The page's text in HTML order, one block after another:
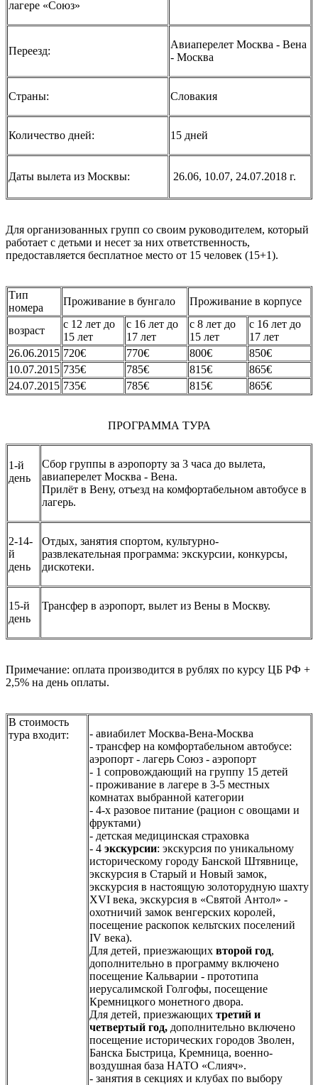
лагере «Союз»
Переезд:
Авиаперелет Москва - Вена
- Москва
Страны: Словакия
Количество дней: 15 дней
Даты вылета из Москвы: 26.06, 10.07, 24.07.2018 г.
Для организованных групп со своим руководителем, который
работает с детьми и несет за них ответственность,
предоставляется бесплатное место от 15 человек (15+1).
Тип
номера
Проживание в бунгало Проживание в корпусе
возраст
с 12 лет до
15 лет
с 16 лет до
17 лет
с 8 лет до
15 лет
с 16 лет до
17 лет
26.06.2015 720€ 770€ 800€
850€
10.07.2015 735€ 785€ 815€
865€
24.07.2015 735€ 785€ 815€ 865€
ПРОГРАММА ТУРА
1-й
день
Сбор группы в аэропорту за 3 часа до вылета,
авиаперелет Москва - Вена.
Прилёт в Вену, отъезд на комфортабельном автобусе в
лагерь.
2-14-
й
день
Отдых, занятия спортом, культурно-
развлекательная программа: экскурсии, конкурсы,
дискотеки.
15-й
день
Трансфер в аэропорт, вылет из Вены в Москву.
Примечание: оплата производится в рублях по курсу ЦБ РФ +
2,5% на день оплаты.
В стоимость
тура входит:
- авиабилет Москва-Вена-Москва
- трансфер на комфортабельном автобусе:
аэропорт - лагерь Союз - аэропорт
- 1 сопровождающий на группу 15 детей
- проживание в лагере в 3-5 местных
комнатах выбранной категории
- 4-х разовое питание (рацион с овощами и
фруктами)
- детская медицинская страховка
- 4 экскурсии: экскурсия по уникальному
историческому городу Банской Штявнице,
экскурсия в Старый и Новый замок,
экскурсия в настоящую золоторудную шахту
XVI века, экскурсия в «Святой Антол» -
охотничий замок венгерских королей,
посещение раскопок кельтских поселений
IV века).
Для детей, приезжающих второй год,
дополнительно в программу включено
посещение Кальварии - прототипа
иерусалимской Голгофы, посещение
Кремницкого монетного двора.
Для детей, приезжающих третий и
четвертый год, дополнительно включено
посещение исторических городов Зволен,
Банска Быстрица, Кремница, военно-
воздушная база НАТО «Слияч».
- занятия в секциях и клубах по выбору